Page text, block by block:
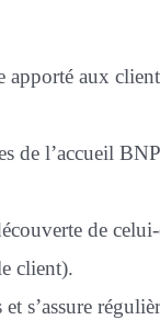
aux
de l’accueil
de
client).
s’assure